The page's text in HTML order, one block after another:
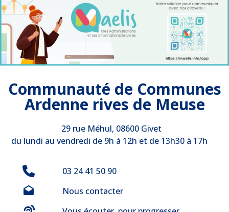
Communauté de Communes
Ardenne rives de Meuse
29 rue Méhul, 08600 Givet
du lundi au vendredi de 9h à 12h et de 13h30 à 17h
03 24 41 50 90
Nous contacter